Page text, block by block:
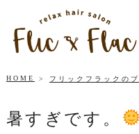
HOME フリックフラックの
暑すぎです。